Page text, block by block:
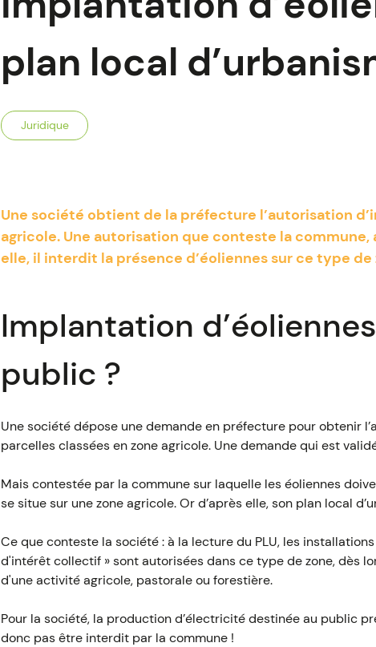
plan local
Juridique
Une société obtient de la préfecture l’autorisation
agricole. Une autorisation que conteste la commune,
elle, il interdit la présence d’éoliennes sur ce type de
Implantation
public ?
Une société dépose une demande en préfecture pour obtenir
parcelles classées en zone agricole. Une demande qui est
Mais contestée par la commune sur laquelle les éoliennes
se situe sur une zone agricole. Or d’après elle, son plan local
Ce que conteste la société : à la lecture du PLU, les
d'intérêt collectif » sont autorisées dans ce type de zone, dès
d'une activité agricole, pastorale ou forestière.
Pour la société, la production d’électricité destinée au public
donc pas être interdit par la commune !